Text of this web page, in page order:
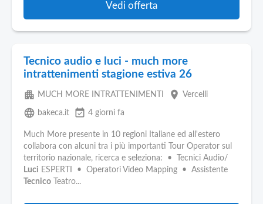
Vedi offerta
Tecnico audio e luci - much more
intrattenimenti stagione estiva 26
apartment MUCH MORE INTRATTENIMENTI place Vercelli
language bakeca.it event_available 4 giorni fa
Much More presente in 10 regioni Italiane ed all'estero
collabora con alcuni tra i più importanti Tour Operator sul
territorio nazionale, ricerca e seleziona: • Tecnici Audio/
Luci ESPERTI • Operatori Video Mapping • Assistente
Tecnico Teatro...